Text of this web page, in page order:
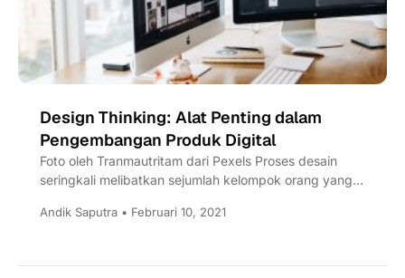
Design Thinking: Alat Penting dalam
Pengembangan Produk Digital
Foto oleh Tranmautritam dari Pexels Proses desain
seringkali melibatkan sejumlah kelompok orang yang
ini,...
Andik Saputra • Februari 10, 2021